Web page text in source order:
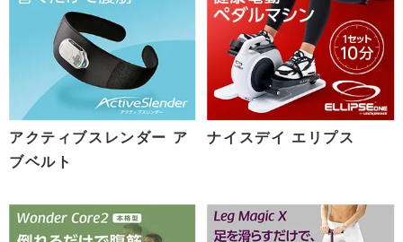
アクティブスレンダー ア
ブベルト
ナイスデイ エリプス